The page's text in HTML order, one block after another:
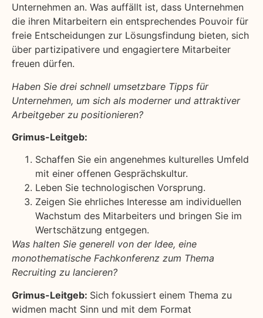
Unternehmen an. Was auffällt ist, dass Unternehmen
die ihren Mitarbeitern ein entsprechendes Pouvoir für
freie Entscheidungen zur Lösungsfindung bieten, sich
über partizipativere und engagiertere Mitarbeiter
freuen dürfen.
Haben Sie drei schnell umsetzbare Tipps für
Unternehmen, um sich als moderner und attraktiver
Arbeitgeber zu positionieren?
Grimus-Leitgeb:
Schaffen Sie ein angenehmes kulturelles Umfeld
mit einer offenen Gesprächskultur.
Leben Sie technologischen Vorsprung.
Zeigen Sie ehrliches Interesse am individuellen
Wachstum des Mitarbeiters und bringen Sie im
Wertschätzung entgegen.
Was halten Sie generell von der Idee, eine
monothematische Fachkonferenz zum Thema
Recruiting zu lancieren?
Grimus-Leitgeb: Sich fokussiert einem Thema zu
widmen macht Sinn und mit dem Format